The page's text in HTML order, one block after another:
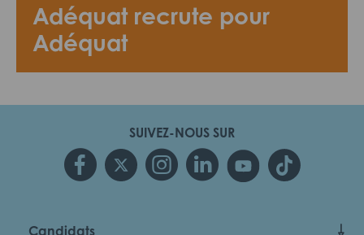
Adéquat recrute pour
Adéquat
SUIVEZ-NOUS SUR
Candidats